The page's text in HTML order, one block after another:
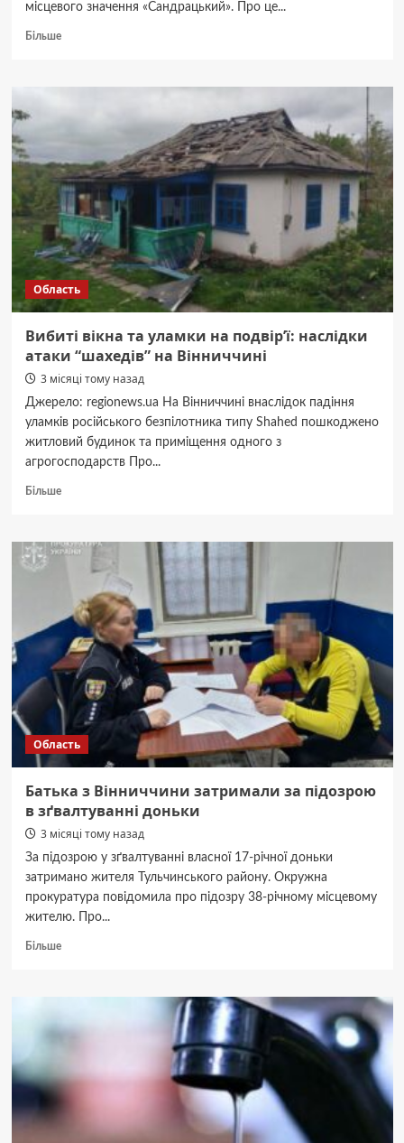
місцевого значення «Сандрацький». Про це...
БільшеДокладніше
«Сандарацький»
користь
державі
Область
Вибиті вікна та уламки на подвір’ї: наслідки
атаки “шахедів” на Вінниччині
3 місяці тому назад
Джерело: regionews.ua На Вінниччині внаслідок падіння
уламків російського безпілотника типу Shahed пошкоджено
житловий будинок та приміщення одного з
агрогосподарств Про...
БільшеДокладніше
вікна
та
уламки
подвір’ї:
наслідки
атаки
“шахедів”
на
Вінниччині
Область
Батька з Вінниччини затримали за підозрою
в зґвалтуванні доньки
3 місяці тому назад
За підозрою у зґвалтуванні власної 17-річної доньки
затримано жителя Тульчинського району. Окружна
прокуратура повідомила про підозру 38-річному місцевому
жителю. Про...
БільшеДокладніше
з
затримали
в